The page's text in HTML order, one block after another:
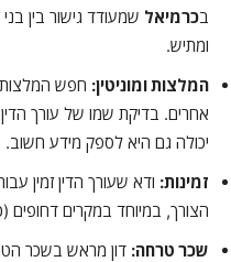
בכרמיאל שמעודד גישור בין
ומתיש.
המלצות ומוניטין: חפש
אחרים. בדיקת שמו של עורך
יכולה גם היא לספק מידע חשוב.
זמינות: ודא שעורך הדין זמין
הצורך, במיוחד במקרים דחופים
שכר טרחה: דון מראש בשכר